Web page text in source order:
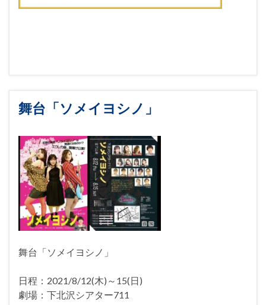
舞台「ソメイヨシノ」
舞台「ソメイヨシノ」
日程：2021/8/12(木)～15(日)
劇場：下北沢シアター711